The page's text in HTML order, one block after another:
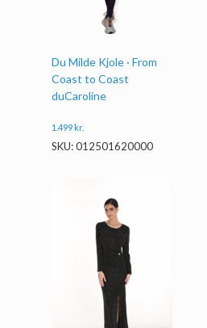
Du Milde Kjole · From
Coast to Coast
duCaroline
1.499 kr.
SKU: 012501620000